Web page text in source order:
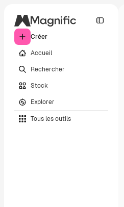
Créer
Accueil
Rechercher
Stock
Explorer
Tous les outils